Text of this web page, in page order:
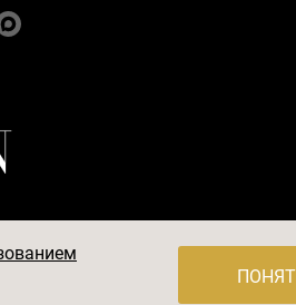
ул. Полковая, д. 3, стр. 4,